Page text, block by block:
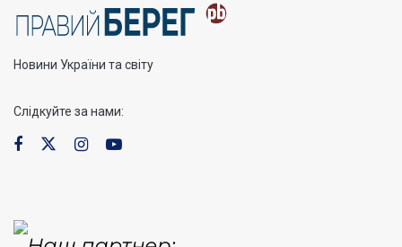
Новини України та світу
Слідкуйте за нами: